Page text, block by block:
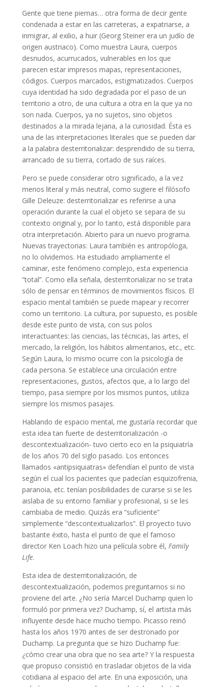
Gente que tiene piernas… otra forma de decir gente
condenada a estar en las carreteras, a expatriarse, a
inmigrar, al exilio, a huir (Georg Steiner era un judío de
origen austriaco). Como muestra Laura, cuerpos
desnudos, acurrucados, vulnerables en los que
parecen estar impresos mapas, representaciones,
códigos. Cuerpos marcados, estigmatizados. Cuerpos
cuya identidad ha sido degradada por el paso de un
territorio a otro, de una cultura a otra en la que ya no
son nada. Cuerpos, ya no sujetos, sino objetos
destinados a la mirada lejana, a la curiosidad. Ésta es
una de las interpretaciones literales que se pueden dar
a la palabra desterritorializar: desprendido de su tierra,
arrancado de su tierra, cortado de sus raíces.
Pero se puede considerar otro significado, a la vez
menos literal y más neutral, como sugiere el filósofo
Gille Deleuze: desterritorializar es referirse a una
operación durante la cual el objeto se separa de su
contexto original y, por lo tanto, está disponible para
otra interpretación. Abierto para un nuevo programa.
Nuevas trayectorias: Laura también es antropóloga,
no lo olvidemos. Ha estudiado ampliamente el
caminar, este fenómeno complejo, esta experiencia
“total”. Como ella señala, desterritorializar no se trata
sólo de pensar en términos de movimientos físicos. El
espacio mental también se puede mapear y recorrer
como un territorio. La cultura, por supuesto, es posible
desde este punto de vista, con sus polos
interactuantes: las ciencias, las técnicas, las artes, el
mercado, la religión, los hábitos alimentarios, etc., etc.
Según Laura, lo mismo ocurre con la psicología de
cada persona. Se establece una circulación entre
representaciones, gustos, afectos que, a lo largo del
tiempo, pasa siempre por los mismos puntos, utiliza
siempre los mismos pasajes.
Hablando de espacio mental, me gustaría recordar que
esta idea tan fuerte de desterritorialización -o
descontextualización- tuvo cierto eco en la psiquiatría
de los años 70 del siglo pasado. Los entonces
llamados «antipsiquiatras» defendían el punto de vista
según el cual los pacientes que padecían esquizofrenia,
paranoia, etc. tenían posibilidades de curarse si se les
aislaba de su entorno familiar y profesional, si se les
cambiaba de medio. Quizás era “suficiente”
simplemente “descontextualizarlos”. El proyecto tuvo
bastante éxito, hasta el punto de que el famoso
director Ken Loach hizo una película sobre él, Family
Life.
Esta idea de desterritorialización, de
descontextualización, podemos preguntarnos si no
proviene del arte. ¿No sería Marcel Duchamp quien lo
formuló por primera vez? Duchamp, sí, el artista más
influyente desde hace mucho tiempo. Picasso reinó
hasta los años 1970 antes de ser destronado por
Duchamp. La pregunta que se hizo Duchamp fue:
¿cómo crear una obra que no sea arte? Y la respuesta
que propuso consistió en trasladar objetos de la vida
cotidiana al espacio del arte. En una exposición, una